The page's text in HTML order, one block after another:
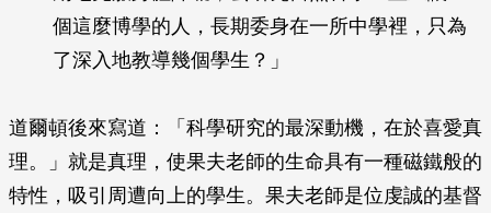
個這麼博學的人，長期委身在一所中學裡，只為
了深入地教導幾個學生？」
道爾頓後來寫道：「科學研究的最深動機，在於喜愛真
理。」就是真理，使果夫老師的生命具有一種磁鐵般的
特性，吸引周遭向上的學生。果夫老師是位虔誠的基督